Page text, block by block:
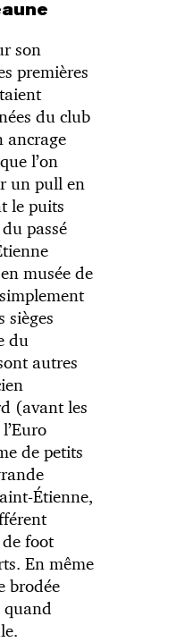
son
premières
du club
ancrage
l’on
un pull en
le puits
passé
musée de
sièges
du
autres
(avant les
de petits
Étienne,
foot
En même
brodée
quand